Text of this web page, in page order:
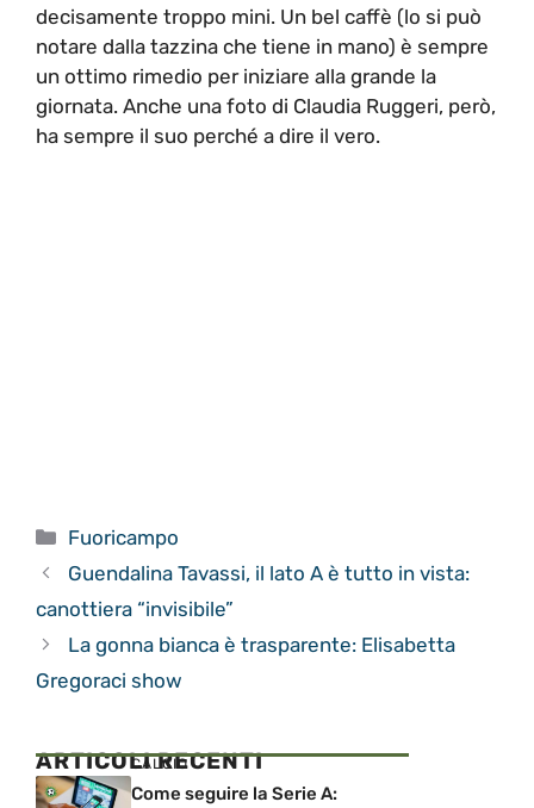
decisamente troppo mini. Un bel caffè (lo si può
notare dalla tazzina che tiene in mano) è sempre
un ottimo rimedio per iniziare alla grande la
giornata. Anche una foto di Claudia Ruggeri, però,
ha sempre il suo perché a dire il vero.
Categorie
Fuoricampo
Guendalina Tavassi, il lato A è tutto in vista:
canottiera “invisibile”
La gonna bianca è trasparente: Elisabetta
Gregoraci show
ARTICOLI RECENTI
CALCIO
Come seguire la Serie A: